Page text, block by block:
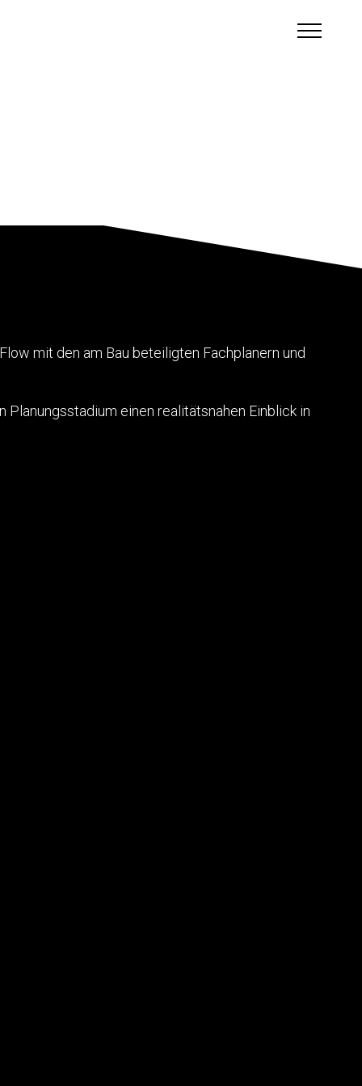
mit den am Bau beteiligten Fachplanern und
einen realitätsnahen Einblick in